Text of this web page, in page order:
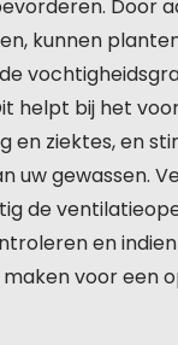
Door
kunnen
helpt bij het
en ziektes, en
uw gewassen.
de
en
voor een